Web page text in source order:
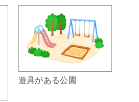
遊具がある公園